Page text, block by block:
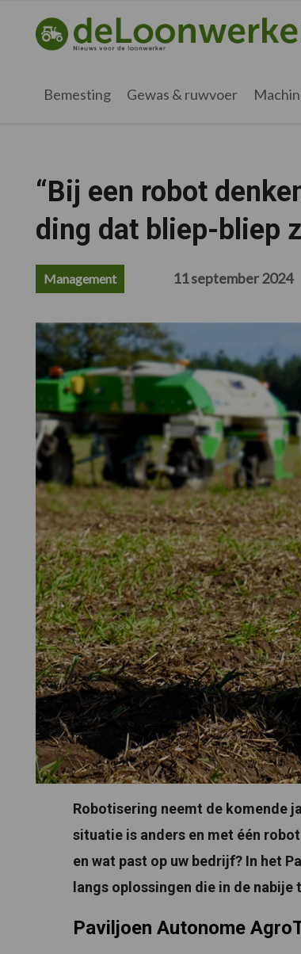
hoofdnavigatie
hoofd
eerste
voettekst
deloonwerker.nl
Bemesting Gewas & ruwvoer
“Bij een robot
ding dat bliep-bliep
Management 11 september 2024
Robotisering neemt de komende
situatie is anders en met één
en wat past op uw bedrijf? In het
langs oplossingen die in de
Paviljoen Autonome